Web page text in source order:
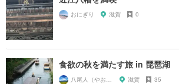
おにぎり 滋賀 0
食欲の秋を満たす旅 in 琵琶湖
滋賀 35